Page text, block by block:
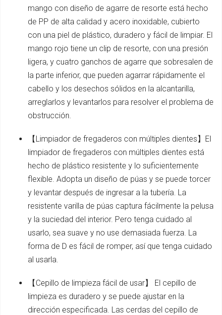
mango con diseño de agarre de resorte está hecho
de PP de alta calidad y acero inoxidable, cubierto
con una piel de plástico, duradero y fácil de limpiar. El
mango rojo tiene un clip de resorte, con una presión
ligera, y cuatro ganchos de agarre que sobresalen de
la parte inferior, que pueden agarrar rápidamente el
cabello y los desechos sólidos en la alcantarilla,
arreglarlos y levantarlos para resolver el problema de
obstrucción.
【Limpiador de fregaderos con múltiples dientes】El
limpiador de fregaderos con múltiples dientes está
hecho de plástico resistente y lo suficientemente
flexible. Adopta un diseño de púas y se puede torcer
y levantar después de ingresar a la tubería. La
resistente varilla de púas captura fácilmente la pelusa
y la suciedad del interior. Pero tenga cuidado al
usarlo, sea suave y no use demasiada fuerza. La
forma de D es fácil de romper, así que tenga cuidado
al usarla.
【Cepillo de limpieza fácil de usar】 El cepillo de
limpieza es duradero y se puede ajustar en la
dirección especificada. Las cerdas del cepillo de